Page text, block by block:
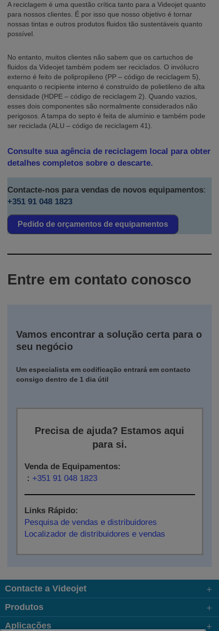
A reciclagem é uma questão crítica tanto para a Videojet quanto
para nossos clientes. É por isso que nosso objetivo é tornar
nossas tintas e outros produtos fluidos tão sustentáveis quanto
possível.
No entanto, muitos clientes não sabem que os cartuchos de
fluidos da Videojet também podem ser reciclados. O invólucro
externo é feito de polipropileno (PP – código de reciclagem 5),
enquanto o recipiente interno é construído de polietileno de alta
densidade (HDPE – código de reciclagem 2). Quando vazios,
esses dois componentes são normalmente considerados não
perigosos. A tampa do septo é feita de alumínio e também pode
ser reciclada (ALU – código de reciclagem 41).
Consulte sua agência de reciclagem local para obter
detalhes completos sobre o descarte.
Contacte-nos para vendas de novos equipamentos:
+351 91 048 1823
Pedido de orçamentos de equipamentos
Entre em contato conosco
Vamos encontrar a solução certa para o
seu negócio
Um especialista em codificação entrará em contacto
consigo dentro de 1 dia útil
Precisa de ajuda? Estamos aqui
para si.
Venda de Equipamentos:
: +351 91 048 1823
Links Rápido:
Pesquisa de vendas e distribuidores
Localizador de distribuidores e vendas
Contacte a Videojet
Produtos
Aplicações